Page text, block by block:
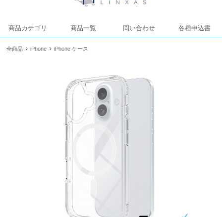
商品カテゴリ 商品一覧 問い合わせ 各種申込書
全商品 iPhone iPhone ケース